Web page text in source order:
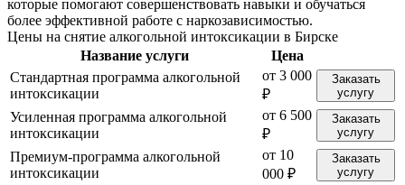
которые помогают совершенствовать навыки и обучаться
более эффективной работе с наркозависимостью.
Цены на снятие алкогольной интоксикации в Бирске
Название услуги
Цена
Стандартная программа алкогольной
интоксикации
от 3 000
₽
Заказать
услугу
Усиленная программа алкогольной
интоксикации
от 6 500
₽
Заказать
услугу
Премиум-программа алкогольной
интоксикации
от 10
000 ₽
Заказать
услугу